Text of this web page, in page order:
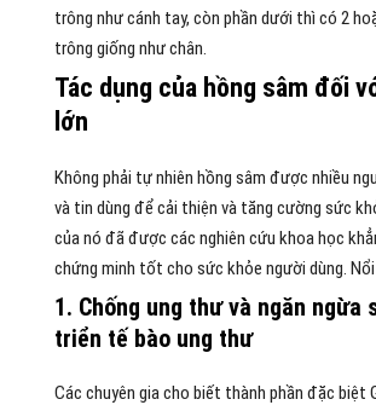
trông như cánh tay, còn phần dưới thì có 2
trông giống như chân.
Tác dụng của hồng sâm đối
lớn
Không phải tự nhiên hồng sâm được nhiều
và tin dùng để cải thiện và tăng cường sức
của nó đã được các nghiên cứu khoa học
chứng minh tốt cho sức khỏe người dùng.
1. Chống ung thư và ngăn ngừa
triển tế bào ung thư
Các chuyên gia cho biết thành phần đặc biệt